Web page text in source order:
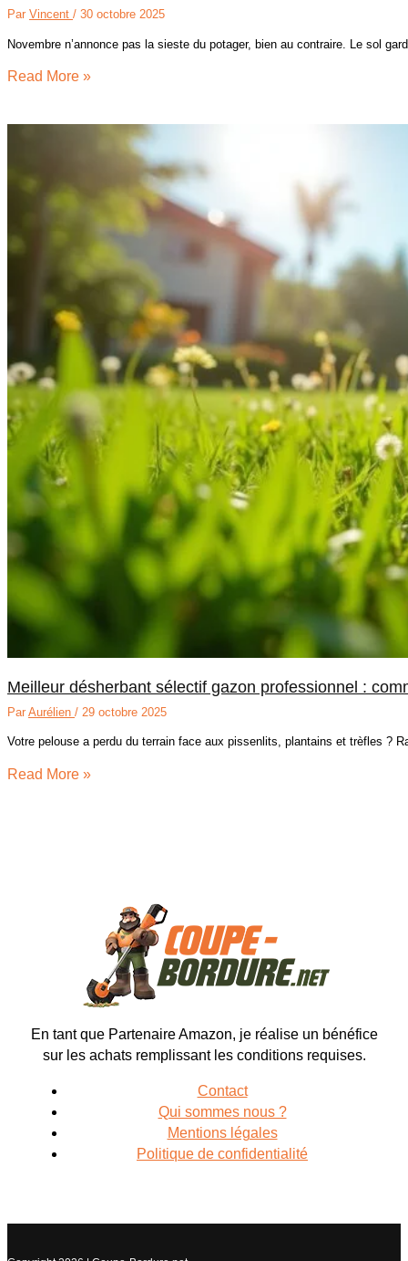
Par Vincent / 30 octobre 2025
Novembre n’annonce pas la sieste du potager, bien au contraire. Le sol
Read More »
Meilleur désherbant sélectif gazon professionnel :
Par Aurélien / 29 octobre 2025
Votre pelouse a perdu du terrain face aux pissenlits, plantains et trèfles ?
Read More »
En tant que Partenaire Amazon, je réalise un bénéfice
sur les achats remplissant les conditions requises.
Contact
Qui sommes nous ?
Mentions légales
Politique de confidentialité